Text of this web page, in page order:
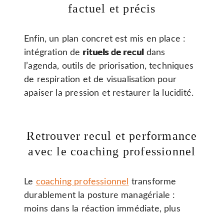
factuel et précis
Enfin, un plan concret est mis en place :
intégration de rituels de recul dans
l’agenda, outils de priorisation, techniques
de respiration et de visualisation pour
apaiser la pression et restaurer la lucidité.
Retrouver recul et performance
avec le coaching professionnel
Le coaching professionnel
transforme
durablement la posture managériale :
moins dans la réaction immédiate, plus